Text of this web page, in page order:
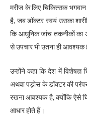
मरीज के लिए चिकित्सक
है, जब डॉक्टर स्वयं उसका
कि आधुनिक जांच तकनीकों का
से उपचार भी उतना ही आवश्यक
उन्होंने कहा कि देश में विशेषज्ञ
अथवा पड़ोस के डॉक्टर की
रखना आवश्यक है, क्योंकि ऐसे
आधार होते हैं।